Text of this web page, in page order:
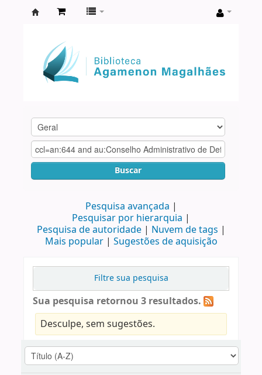
Agamenon
Magalhães
Buscar
Pesquisa avançada
Pesquisar por hierarquia
Pesquisa de autoridade
Nuvem de tags
Mais popular
Sugestões de aquisição
Filtre sua pesquisa
Sua pesquisa retornou 3 resultados.
Desculpe, sem sugestões.